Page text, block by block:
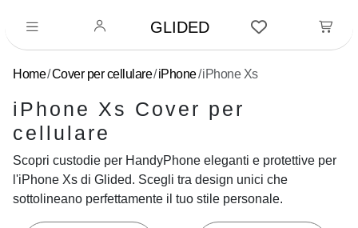
GLIDED
Home Cover per cellulare iPhone iPhone Xs
iPhone Xs Cover per
cellulare
Scopri custodie per HandyPhone eleganti e protettive per
l'iPhone Xs di Glided. Scegli tra design unici che
sottolineano perfettamente il tuo stile personale.